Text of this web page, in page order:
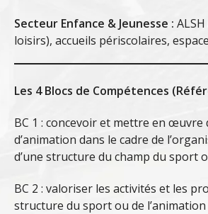
Secteur Enfance & Jeunesse :
loisirs), accueils périscolaires,
Les 4 Blocs de Compétences
BC 1 : concevoir et mettre en œuvre
d’animation dans le cadre de
d’une structure du champ du sport
BC 2 : valoriser les activités et les
structure du sport ou de l’animation